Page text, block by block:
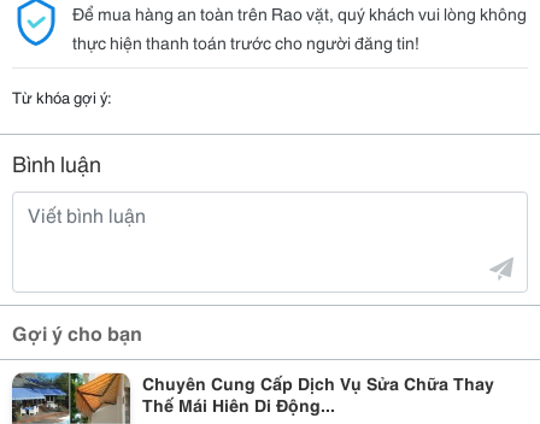
Để mua hàng an toàn trên Rao vặt, quý khách vui lòng không
thực hiện thanh toán trước cho người đăng tin!
Từ khóa gợi ý:
Bình luận
Gợi ý cho bạn
Chuyên Cung Cấp Dịch Vụ Sửa Chữa Thay
Thế Mái Hiên Di Động...